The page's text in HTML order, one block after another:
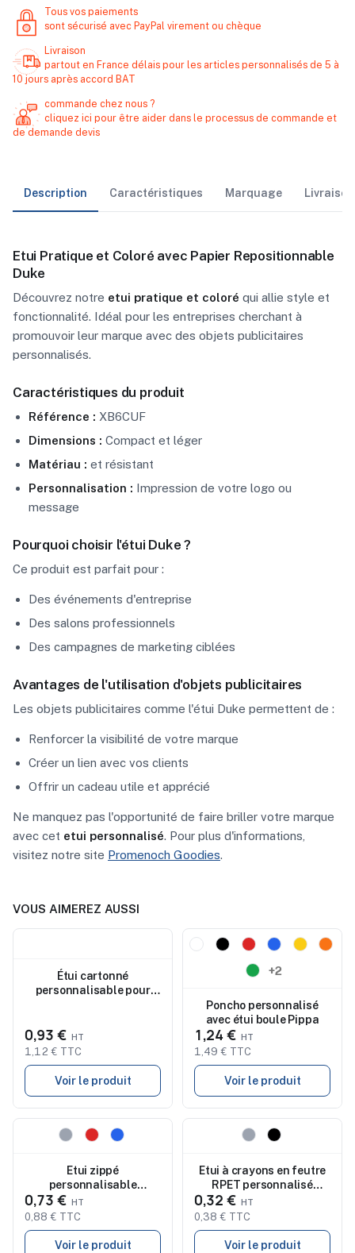
Tous vos paiements
sont sécurisé avec PayPal virement ou chèque
Livraison
partout en France délais pour les articles personnalisés de 5 à
10 jours après accord BAT
commande chez nous ?
cliquez ici pour être aider dans le processus de commande et
de demande devis
Description Caractéristiques Marquage
Etui Pratique et Coloré avec Papier Repositionnable
Duke
Découvrez notre etui pratique et coloré qui allie style et
fonctionnalité. Idéal pour les entreprises cherchant à
promouvoir leur marque avec des objets publicitaires
personnalisés.
Caractéristiques du produit
Référence : XB6CUF
Dimensions : Compact et léger
Matériau : et résistant
Personnalisation : Impression de votre logo ou
message
Pourquoi choisir l'étui Duke ?
Ce produit est parfait pour :
Des événements d'entreprise
Des salons professionnels
Des campagnes de marketing ciblées
Avantages de l'utilisation d'objets publicitaires
Les objets publicitaires comme l'étui Duke permettent de :
Renforcer la visibilité de votre marque
Créer un lien avec vos clients
Offrir un cadeau utile et apprécié
Ne manquez pas l'opportunité de faire briller votre marque
avec cet etui personnalisé. Pour plus d'informations,
visitez notre site Promenoch Goodies.
VOUS AIMEREZ AUSSI
Étui cartonné
personnalisable pour
0,93 €
1,12 € TTC
Voir le produit
Nouveau
+2
Poncho personnalisé
avec étui boule Pippa
1,24 €
1,49 € TTC
Voir le produit
Nouveau
Etui zippé
personnalisable
adaptable sur carnet
Dallas
0,73 €
0,88 € TTC
Voir le produit
Etui à crayons en feutre
RPET personnalisé
CENCIL
0,32 €
0,38 € TTC
Voir le produit